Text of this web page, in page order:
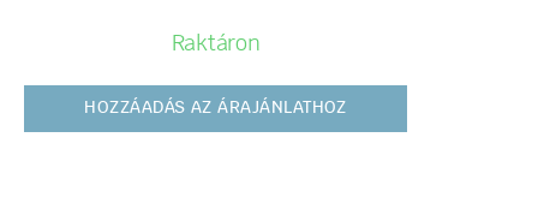
Raktáron
HOZZÁADÁS AZ ÁRAJÁNLATHOZ